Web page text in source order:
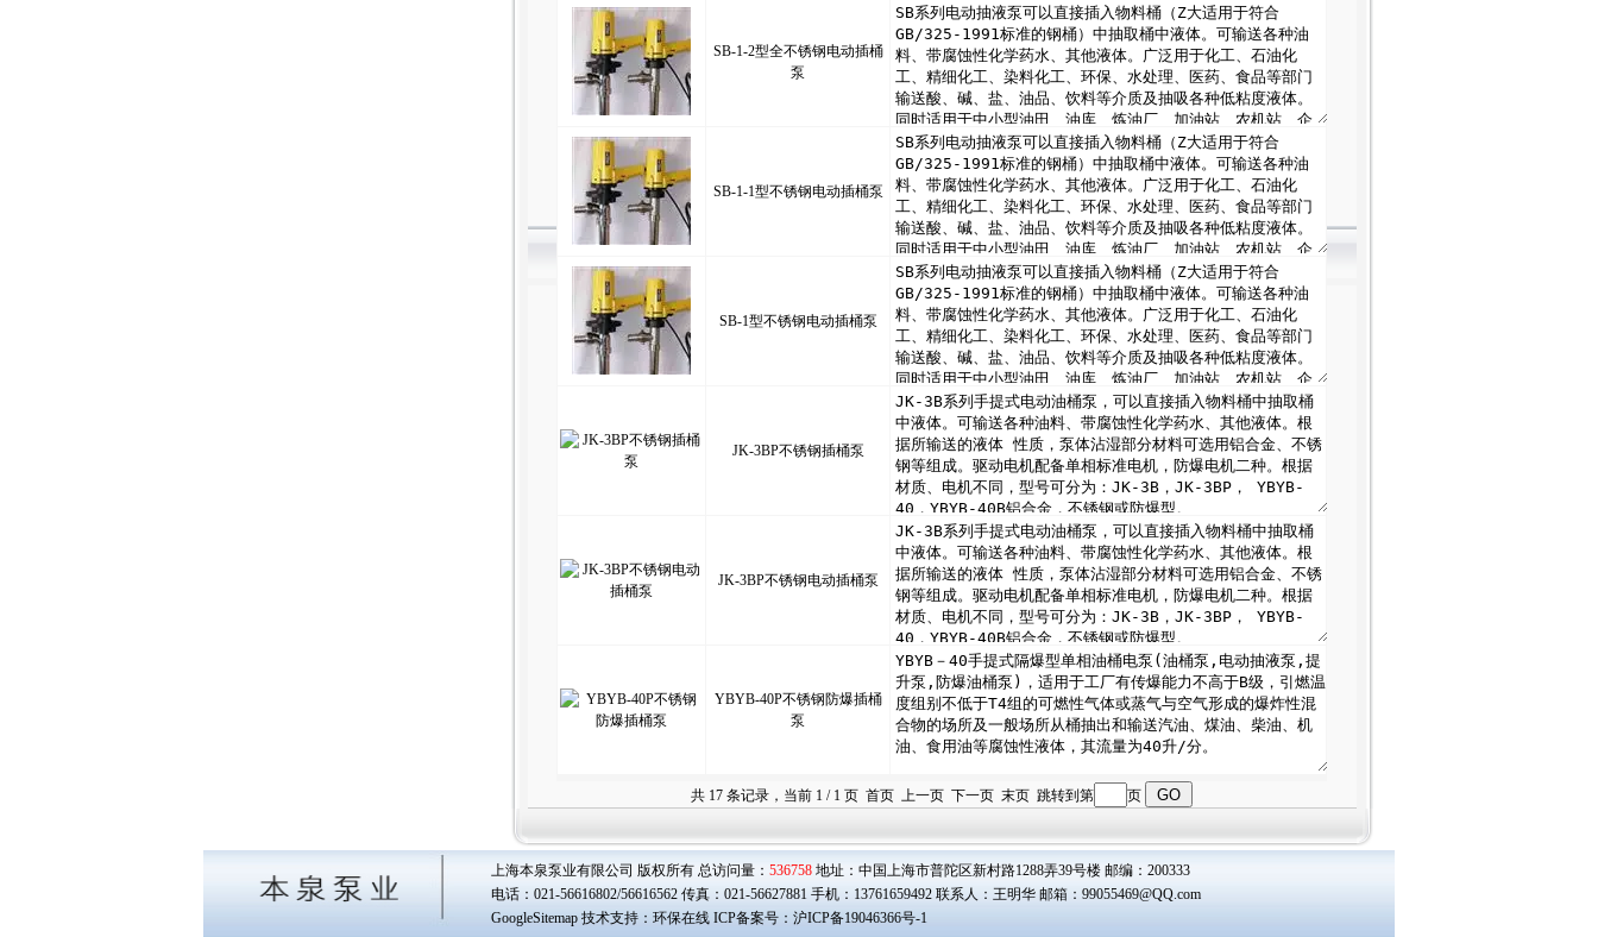
SB-1-2型全不锈钢电动插桶
泵
SB-1-1型不锈钢电动插桶泵
SB-1型不锈钢电动插桶泵
JK-3BP不锈钢插桶泵
JK-3BP不锈钢电动插桶泵
YBYB-40P不锈钢防爆插桶
泵
共 17 条记录，当前 1 / 1 页 首页 上一页 下一页 末页 跳转到第 页
上海本泉泵业有限公司 版权所有 总访问量： 536758 地址：中国上海市普陀区新村路1288弄39号楼 邮编：200333
电话：021-56616802/56616562 传真：021-56627881 手机：13761659492 联系人：王明华 邮箱： 99055469@QQ.com
GoogleSitemap 技术支持：环保在线 ICP备案号： 沪ICP备19046366号-1